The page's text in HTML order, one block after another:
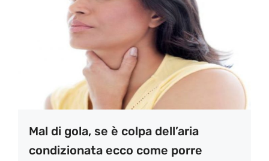
Mal di gola, se è colpa dell’aria
condizionata ecco come porre